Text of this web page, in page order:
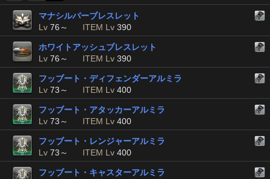
マナシルバーブレスレット
Lv 76～ ITEM Lv 390
ホワイトアッシュブレスレット
Lv 76～ ITEM Lv 390
フッブート・ディフェンダーアルミラ
Lv 73～ ITEM Lv 400
フッブート・アタッカーアルミラ
Lv 73～ ITEM Lv 400
フッブート・レンジャーアルミラ
Lv 73～ ITEM Lv 400
フッブート・キャスターアルミラ